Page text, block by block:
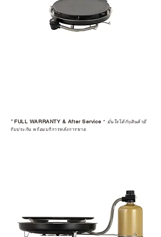
*FULL WARRANTY & After Service * มั่นใจได้กับสินค้ามี
รับประกัน พร้อมบริการหลังการขาย